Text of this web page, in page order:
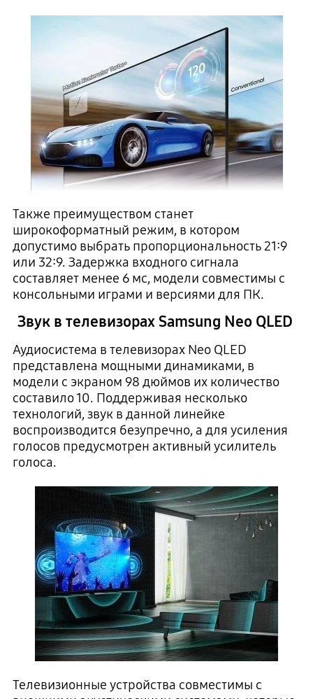
Также преимуществом станет
широкоформатный режим, в котором
допустимо выбрать пропорциональность 21:9
или 32:9. Задержка входного сигнала
составляет менее 6 мс, модели совместимы с
консольными играми и версиями для ПК.
Звук в телевизорах Samsung Neo QLED
Аудиосистема в телевизорах Neo QLED
представлена мощными динамиками, в
модели с экраном 98 дюймов их количество
составило 10. Поддерживая несколько
технологий, звук в данной линейке
воспроизводится безупречно, а для усиления
голосов предусмотрен активный усилитель
голоса.
Телевизионные устройства совместимы с